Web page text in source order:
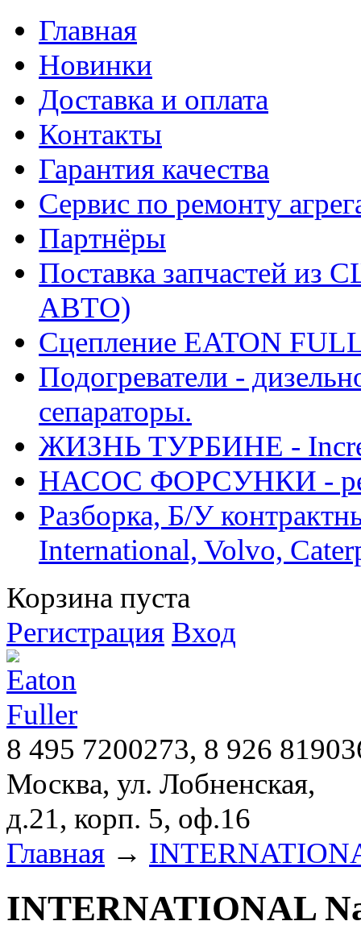
Главная
Новинки
Доставка и оплата
Контакты
Гарантия качества
Сервис по ремонту
Партнёры
Поставка запчастей
АВТО)
Сцепление EATON
Подогреватели -
сепараторы.
ЖИЗНЬ ТУРБИНЕ -
НАСОС ФОРСУНКИ -
Разборка, Б/У
International, Volvo,
Корзина пуста
Регистрация Вход
8 495 7200273, 8 926
Москва, ул. Лобненская,
д.21, корп. 5, оф.16
Главная →
INTERNATIONAL